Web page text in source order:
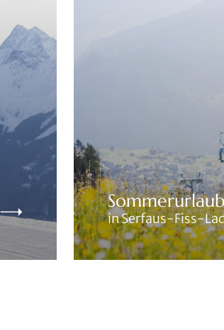
in Serfaus-Fiss-